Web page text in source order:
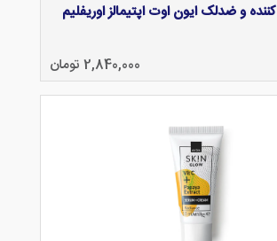
و ضدلک ایون اوت اپتیمالز اوریفلیم
2,840,000 تومان